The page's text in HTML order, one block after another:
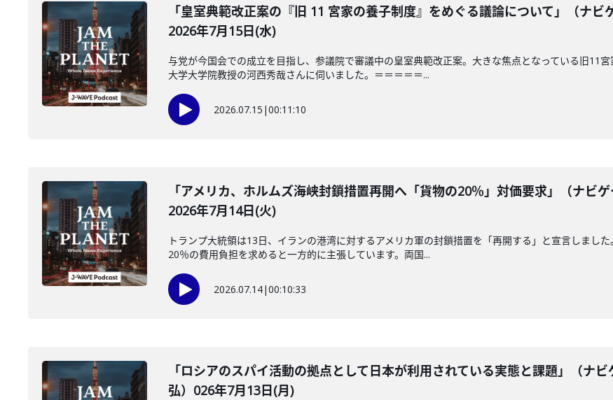
「皇室典範改正案の『旧 11 宮家の養子制度』をめぐる議論について」（ナビ
2026年7月15日(水)
与党が今国会での成立を目指し、参議院で審議中の皇室典範改正案。大きな焦点となっている旧11
大学大学院教授の河西秀哉さんに伺いました。＝＝＝＝＝...
2026.07.15 |00:11:10
「アメリカ、ホルムズ海峡封鎖措置再開へ「貨物の20％」対価要求」（ナビ
2026年7月14日(火)
トランプ大統領は13日、イランの港湾に対するアメリカ軍の封鎖措置を「再開する」と宣言しまし
20％の費用負担を求めると一方的に主張しています。両国...
2026.07.14|00:10:33
「ロシアのスパイ活動の拠点として日本が利用されている実態と課題」（ナ
弘）026年7月13日(月)